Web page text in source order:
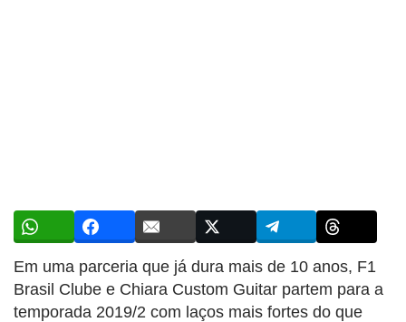
Em uma parceria que já dura mais de 10 anos, F1
Brasil Clube e Chiara Custom Guitar partem para a
temporada 2019/2 com laços mais fortes do que